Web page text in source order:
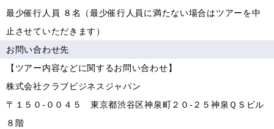
最少催行人員 ８名（最少催行人員に満たない場合はツアーを中
止させていただきます）
お問い合わせ先
【ツアー内容などに関するお問い合わせ】
株式会社クラブビジネスジャパン
〒１５０-００４５ 東京都渋谷区神泉町２０-２５神泉ＱＳビル
８階